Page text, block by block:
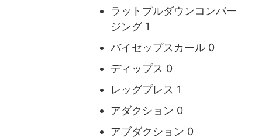
ラットプルダウンコンバー
ジング 1
バイセップスカール 0
ディップス 0
レッグプレス 1
アダクション 0
アブダクション 0